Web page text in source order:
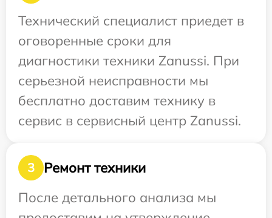
Технический специалист приедет в
оговоренные сроки для
диагностики техники Zanussi. При
серьезной неисправности мы
бесплатно доставим технику в
сервис в сервисный центр Zanussi.
3
Ремонт техники
После детального анализа мы